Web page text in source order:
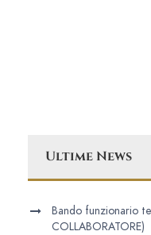
Ultime News
Bando funzionario
COLLABORATORE)